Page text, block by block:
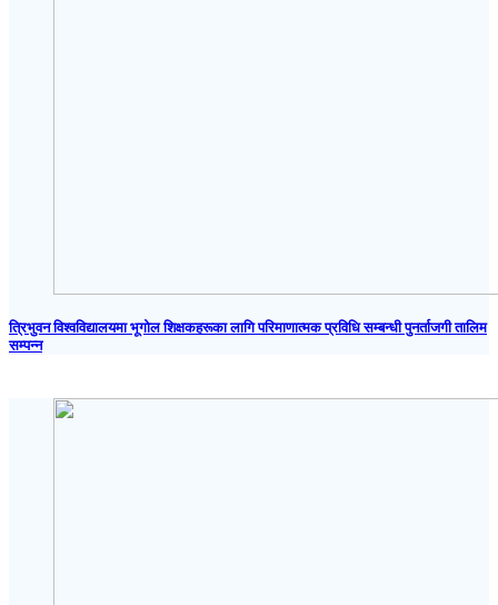
त्रिभुवन विश्वविद्यालयमा भूगोल शिक्षकहरूका लागि परिमाणात्मक प्रविधि सम्बन्धी पुनर्ताजगी तालिम
सम्पन्न